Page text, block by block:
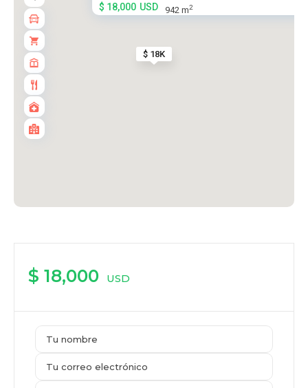
$ 18K
$ 18,000 USD 942 m2
$ 18,000 USD